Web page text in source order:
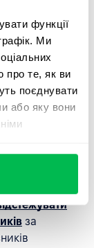
функції
Ми
про те, як ви
поєднувати
або яку вони
культуру
Участь у
більше
фахівцями.
за